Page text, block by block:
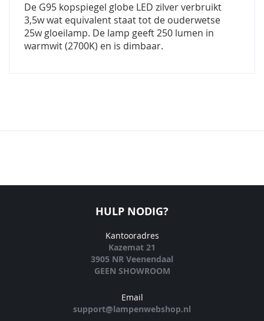
De G95 kopspiegel globe LED zilver verbruikt
3,5w wat equivalent staat tot de ouderwetse
25w gloeilamp. De lamp geeft 250 lumen in
warmwit (2700K) en is dimbaar.
HULP NODIG?
Kantooradres
Kazemat 21
3905 NR Veenendaal
GEEN SHOWROOM
Email
support@lampenwebshop.nl